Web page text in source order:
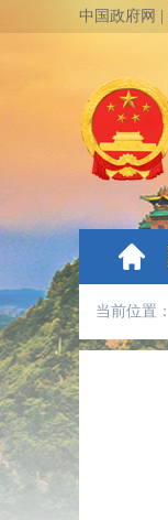
中国政府网
当前位置：